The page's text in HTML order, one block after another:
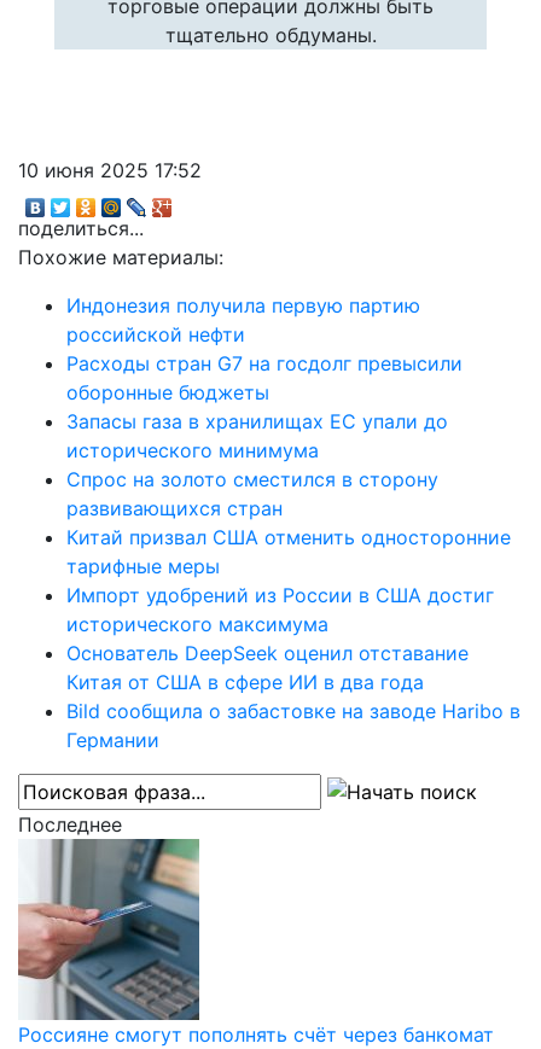
торговые операции должны быть
тщательно обдуманы.
10 июня 2025 17:52
поделиться...
Похожие материалы:
Индонезия получила первую партию
российской нефти
Расходы стран G7 на госдолг превысили
оборонные бюджеты
Запасы газа в хранилищах ЕС упали до
исторического минимума
Спрос на золото сместился в сторону
развивающихся стран
Китай призвал США отменить односторонние
тарифные меры
Импорт удобрений из России в США достиг
исторического максимума
Основатель DeepSeek оценил отставание
Китая от США в сфере ИИ в два года
Bild сообщила о забастовке на заводе Haribo в
Германии
Последнее
Россияне смогут пополнять счёт через банкомат